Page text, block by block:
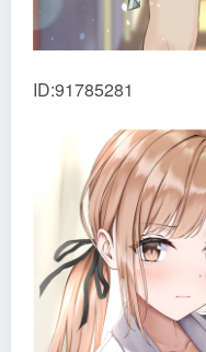
ID:91785281